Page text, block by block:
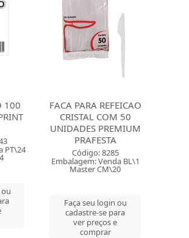
100
PT\24
FACA PARA REFEICAO
CRISTAL COM 50
UNIDADES PREMIUM
PRAFESTA
Código: 8285
Embalagem: Venda BL\1
Master CM\20
Faça seu login ou
cadastre-se para
ver preços e
comprar